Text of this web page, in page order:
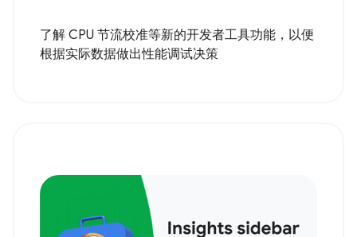
了解 CPU 节流校准等新的开发者工具功能，以便
根据实际数据做出性能调试决策